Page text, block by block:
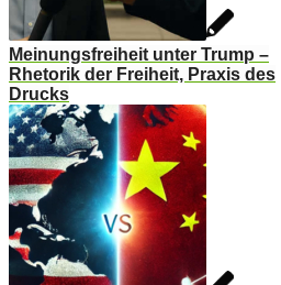
Meinungsfreiheit unter Trump –
Rhetorik der Freiheit, Praxis des
Drucks